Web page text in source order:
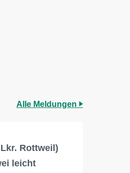
Alle Meldungen
Rottweil)
leicht